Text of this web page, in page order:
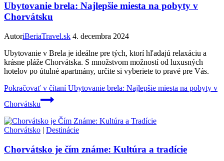
Ubytovanie brela: Najlepšie miesta na pobyty v
Chorvátsku
AutoriBeriaTravel.sk 4. decembra 2024
Ubytovanie v Brela je ideálne pre tých, ktorí hľadajú relaxáciu a
krásne pláže Chorvátska. S množstvom možností od luxusných
hotelov po útulné apartmány, určite si vyberiete to pravé pre Vás.
Pokračovať v čítaníUbytovanie brela: Najlepšie miesta na pobyty v
Chorvátsku
Chorvátsko | Destinácie
Chorvátsko je čím známe: Kultúra a tradície